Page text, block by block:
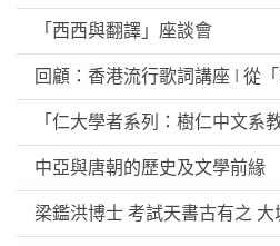
「西西與翻譯」座談會
回顧：香港流行歌詞講座 I 從
「仁大學者系列：樹仁中文系
中亞與唐朝的歷史及文學前緣
梁鑑洪博士 考試天書古有之